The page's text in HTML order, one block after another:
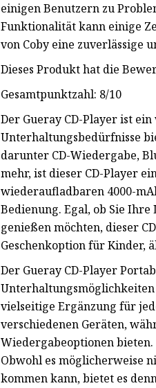
einigen Benutzern zu
Funktionalität kann einige
von Coby eine zuverlässige
Dieses Produkt hat die
Gesamtpunktzahl: 8/10
Der Gueray CD-Player ist
Unterhaltungsbedürfnisse
darunter CD-Wiedergabe,
mehr, ist dieser CD-Player
wiederaufladbaren 4000-
Bedienung. Egal, ob Sie
genießen möchten, dieser
Geschenkoption für Kinder,
Der Gueray CD-Player
Unterhaltungsmöglichkeiten
vielseitige Ergänzung für
verschiedenen Geräten,
Wiedergabeoptionen
Obwohl es möglicherweise
kommen kann, bietet es